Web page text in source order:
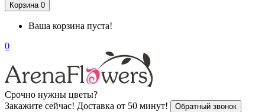
Корзина 0
Ваша корзина пуста!
0
Срочно нужны цветы?
Закажите сейчас! Доставка от 50 минут!
Обратный звонок